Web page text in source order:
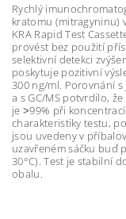
Rychlý
kratomu (mitragyninu)
KRA Rapid Test
provést bez použití
selektivní detekci
poskytuje pozitivní
300 ng/ml. Porovnání
a s GC/MS potvrdilo,
je ˃99% při
charakteristiky testu,
jsou uvedeny v
uzavřeném sáčku buď
30°C). Test je stabilní
obalu.